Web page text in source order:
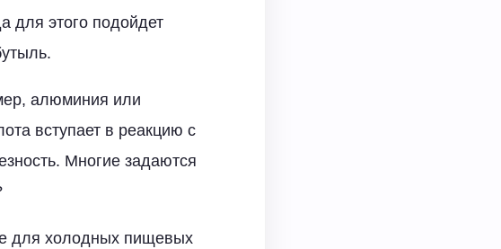
для этого подойдет
алюминия или
вступает в реакцию с
Многие задаются
для холодных пищевых